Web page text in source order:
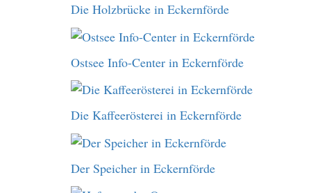
Die Holzbrücke in Eckernförde
Ostsee Info-Center in Eckernförde
Die Kaffeerösterei in Eckernförde
Der Speicher in Eckernförde